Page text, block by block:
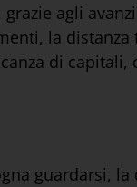
agli
la
di
guardarsi,